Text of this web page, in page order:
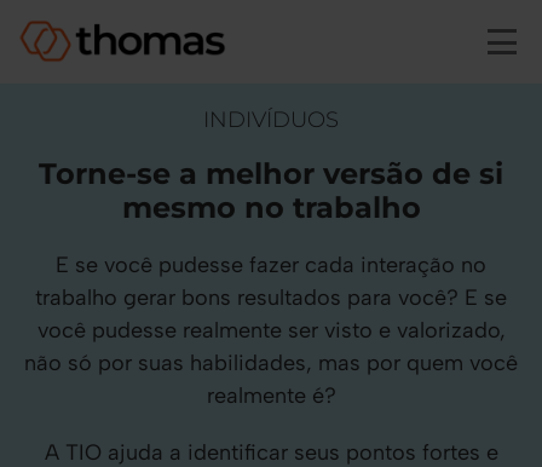
INDIVÍDUOS
Torne-se a melhor versão de si
mesmo no trabalho
E se você pudesse fazer cada interação no
trabalho gerar bons resultados para você? E se
você pudesse realmente ser visto e valorizado,
não só por suas habilidades, mas por quem você
realmente é?
A TIO ajuda a identificar seus pontos fortes e